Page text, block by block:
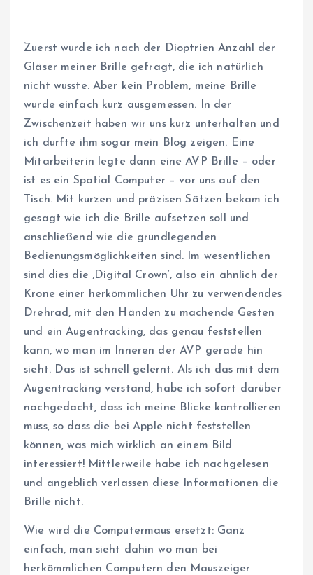
Zuerst wurde ich nach der Dioptrien Anzahl der
Gläser meiner Brille gefragt, die ich natürlich
nicht wusste. Aber kein Problem, meine Brille
wurde einfach kurz ausgemessen. In der
Zwischenzeit haben wir uns kurz unterhalten und
ich durfte ihm sogar mein Blog zeigen. Eine
Mitarbeiterin legte dann eine AVP Brille – oder
ist es ein Spatial Computer – vor uns auf den
Tisch. Mit kurzen und präzisen Sätzen bekam ich
gesagt wie ich die Brille aufsetzen soll und
anschließend wie die grundlegenden
Bedienungsmöglichkeiten sind. Im wesentlichen
sind dies die ‚Digital Crown‘, also ein ähnlich der
Krone einer herkömmlichen Uhr zu verwendendes
Drehrad, mit den Händen zu machende Gesten
und ein Augentracking, das genau feststellen
kann, wo man im Inneren der AVP gerade hin
sieht. Das ist schnell gelernt. Als ich das mit dem
Augentracking verstand, habe ich sofort darüber
nachgedacht, dass ich meine Blicke kontrollieren
muss, so dass die bei Apple nicht feststellen
können, was mich wirklich an einem Bild
interessiert! Mittlerweile habe ich nachgelesen
und angeblich verlassen diese Informationen die
Brille nicht.
Wie wird die Computermaus ersetzt: Ganz
einfach, man sieht dahin wo man bei
herkömmlichen Computern den Mauszeiger